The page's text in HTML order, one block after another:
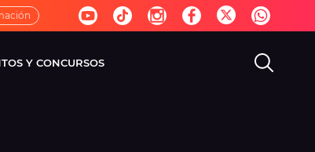
Y CONCURSOS